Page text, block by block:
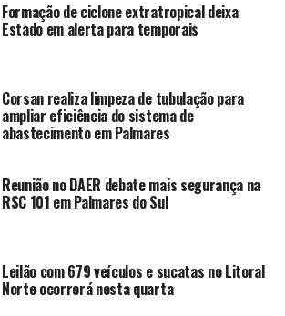
Formação de ciclone extratropical deixa
Estado em alerta para temporais
Corsan realiza limpeza de tubulação para
ampliar eficiência do sistema de
abastecimento em Palmares
Reunião no DAER debate mais segurança na
RSC 101 em Palmares do Sul
Leilão com 679 veículos e sucatas no Litoral
Norte ocorrerá nesta quarta